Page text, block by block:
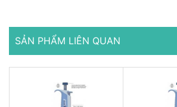
SẢN PHẨM LIÊN QUAN